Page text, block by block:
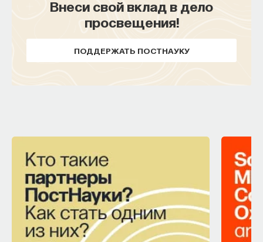
Внеси свой вклад в дело
просвещения!
ПОДДЕРЖАТЬ ПОСТНАУКУ